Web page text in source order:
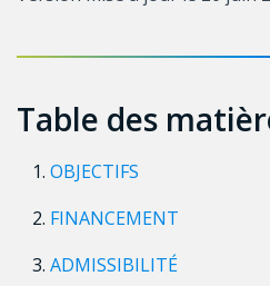
Table des
OBJECTIFS
FINANCEMENT
ADMISSIBILITÉ